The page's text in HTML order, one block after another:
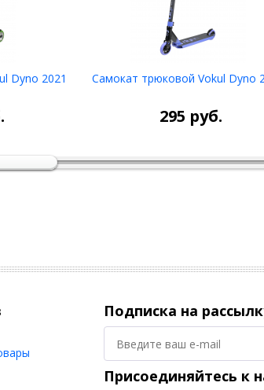
Dyno 2021 Самокат трюковой Vokul Dyno
295 руб.
Подписка на
Присоединяйтесь к